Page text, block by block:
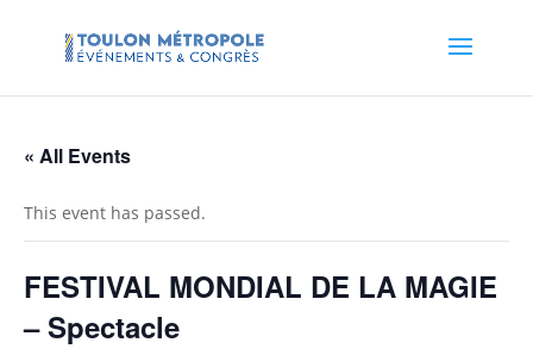
« All Events
This event has passed.
FESTIVAL MONDIAL DE LA MAGIE
– Spectacle